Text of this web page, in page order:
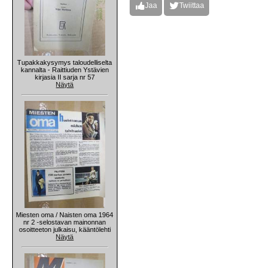
Tupakkakysymys taloudelliselta
kannalta - Raittiuden Ystävien
kirjasia II sarja nr 57
Näytä
Miesten oma / Naisten oma 1964
nr 2 -selostavan mainonnan
osoitteeton julkaisu, kääntölehti
Näytä
Jaa Twiittaa